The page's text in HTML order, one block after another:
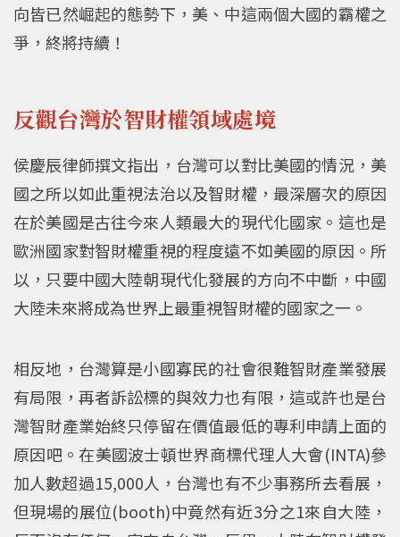
向皆已然崛起的態勢下，美、中這兩個大國的霸權之
爭，終將持續！
反觀台灣於智財權領域處境
侯慶辰律師撰文指出，台灣可以對比美國的情況，美
國之所以如此重視法治以及智財權，最深層次的原因
在於美國是古往今來人類最大的現代化國家。這也是
歐洲國家對智財權重視的程度遠不如美國的原因。所
以，只要中國大陸朝現代化發展的方向不中斷，中國
大陸未來將成為世界上最重視智財權的國家之一。
相反地，台灣算是小國寡民的社會很難智財產業發展
有局限，再者訴訟標的與效力也有限，這或許也是台
灣智財產業始終只停留在價值最低的專利申請上面的
原因吧。在美國波士頓世界商標代理人大會(INTA)參
加人數超過15,000人，台灣也有不少事務所去看展，
但現場的展位(booth)中竟然有近3分之1來自大陸，